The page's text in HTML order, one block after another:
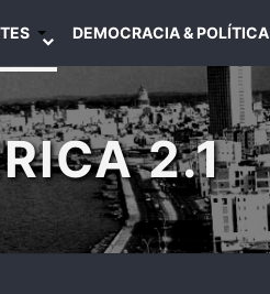
DEMOCRACIA & POLÍTICA
2.1